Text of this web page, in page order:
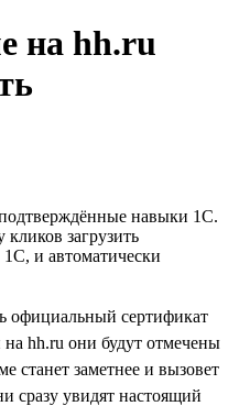
на hh.ru
навыки 1С.
загрузить
и автоматически
официальный сертификат
hh.ru они будут отмечены
станет заметнее и вызовет
сразу увидят настоящий